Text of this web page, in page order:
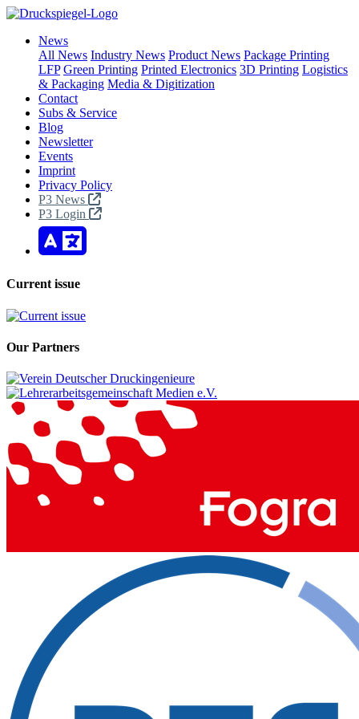
News
All News Industry News Product News Package Printing
LFP Green Printing Printed Electronics 3D Printing Logistics
& Packaging Media & Digitization
Contact
Subs & Service
Blog
Newsletter
Events
Imprint
Privacy Policy
P3 News
P3 Login
Current issue
Our Partners